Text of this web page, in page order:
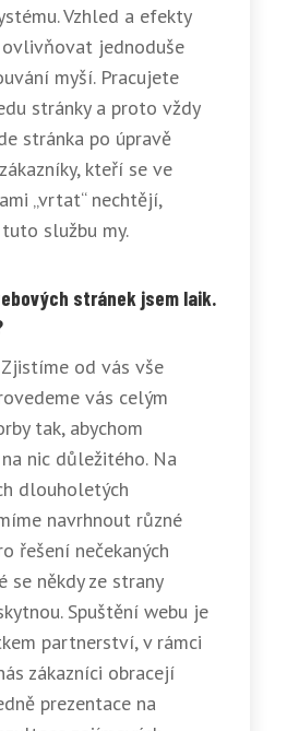
Vzhled a efekty
jednoduše
myší. Pracujete
stránky a proto vždy
stránka po úpravě
kteří se ve
„vrtat“ nechtějí,
službu my.
stránek jsem laik.
od vás vše
vás celým
tak, abychom
nic důležitého. Na
dlouholetých
navrhnout různé
řešení nečekaných
se někdy ze strany
Spuštění webu je
partnerství, v rámci
zákazníci obracejí
prezentace na